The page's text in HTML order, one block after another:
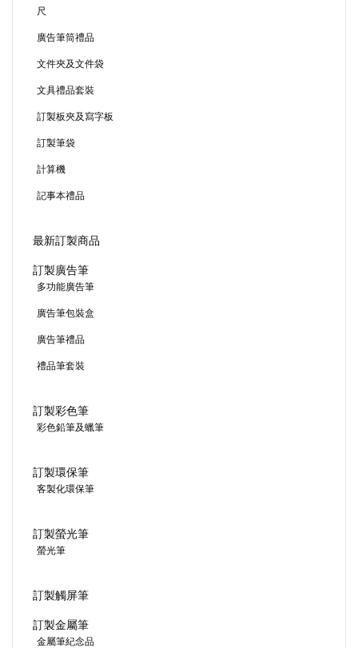
尺
廣告筆筒禮品
文件夾及文件袋
文具禮品套裝
訂製板夾及寫字板
訂製筆袋
計算機
記事本禮品
最新訂製商品
訂製廣告筆
多功能廣告筆
廣告筆包裝盒
廣告筆禮品
禮品筆套裝
訂製彩色筆
彩色鉛筆及蠟筆
訂製環保筆
客製化環保筆
訂製螢光筆
螢光筆
訂製觸屏筆
訂製金屬筆
金屬筆紀念品